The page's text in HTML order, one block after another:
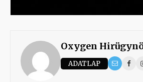
Oxygen
ADATLAP